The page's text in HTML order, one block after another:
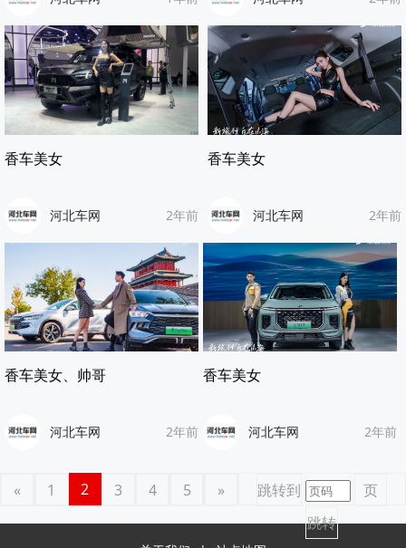
香车美女
河北车网 2年前
香车美女
河北车网 2年前
香车美女、帅哥
河北车网 2年前
香车美女
河北车网 2年前
« 1 2 3 4 5 » 跳转到
页
跳转